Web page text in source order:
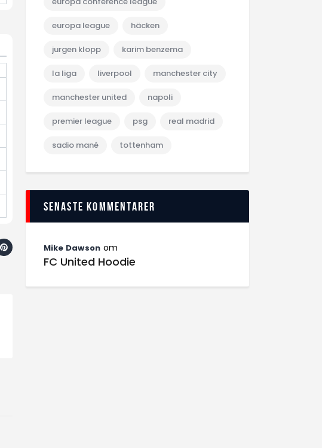
europa league häcken
jurgen klopp karim benzema
la liga liverpool manchester city
manchester united napoli
premier league psg real madrid
sadio mané tottenham
Senaste kommentarer
Mike Dawson om
FC United Hoodie